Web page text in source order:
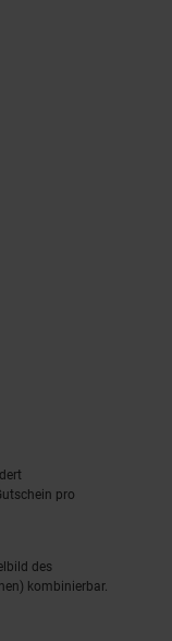
pro
des
kombinierbar.